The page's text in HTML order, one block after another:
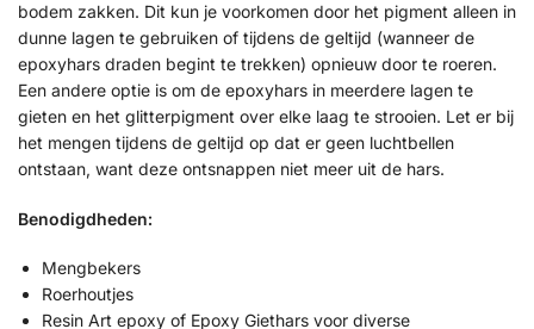
bodem zakken. Dit kun je voorkomen door het pigment alleen in
dunne lagen te gebruiken of tijdens de geltijd (wanneer de
epoxyhars draden begint te trekken) opnieuw door te roeren.
Een andere optie is om de epoxyhars in meerdere lagen te
gieten en het glitterpigment over elke laag te strooien. Let er bij
het mengen tijdens de geltijd op dat er geen luchtbellen
ontstaan, want deze ontsnappen niet meer uit de hars.
Benodigdheden:
Mengbekers
Roerhoutjes
Resin Art epoxy of Epoxy Giethars voor diverse